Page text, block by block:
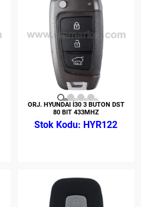
ORJ. HYUNDAI İ30 3 BUTON DST
80 BIT 433MHZ
HYR122